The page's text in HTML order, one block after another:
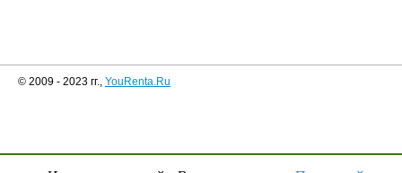
© 2009 - 2023 гг., YouRenta.Ru